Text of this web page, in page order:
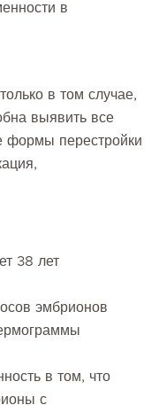
в
в том случае,
выявить все
формы перестройки
38 лет
эмбрионов
в том, что
с